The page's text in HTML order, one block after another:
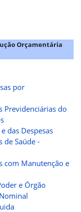
Orçamentária
por
Previdenciárias do
das Despesas
de Saúde -
com Manutenção e
e Órgão